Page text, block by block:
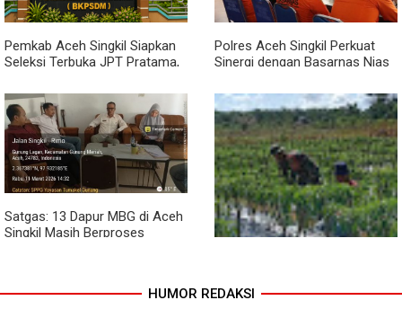
Pemkab Aceh Singkil Siapkan
Seleksi Terbuka JPT Pratama,
Kinerja
Polres Aceh Singkil Perkuat
Sinergi dengan Basarnas Nias
Satgas: 13 Dapur MBG di Aceh
Singkil Masih Berproses
Pendampingan Babinsa
HUMOR REDAKSI